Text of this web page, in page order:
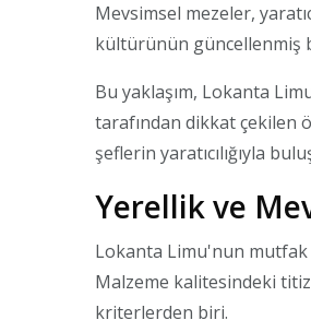
Mevsimsel mezeler,
kültürünün güncellenmiş
Bu yaklaşım, Lokanta
tarafından dikkat çekilen
şeflerin yaratıcılığıyla
Yerellik ve
Lokanta Limu'nun mutfak
Malzeme kalitesindeki
kriterlerden biri.